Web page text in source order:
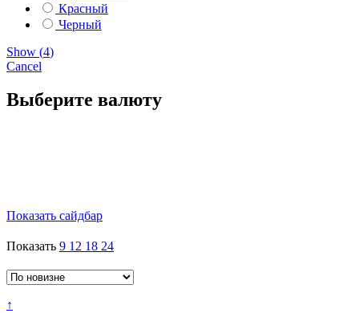
Красный
Черный
Show (4)
Cancel
Выберите валюту
Показать сайдбар
Показать 9 12 18 24
↑